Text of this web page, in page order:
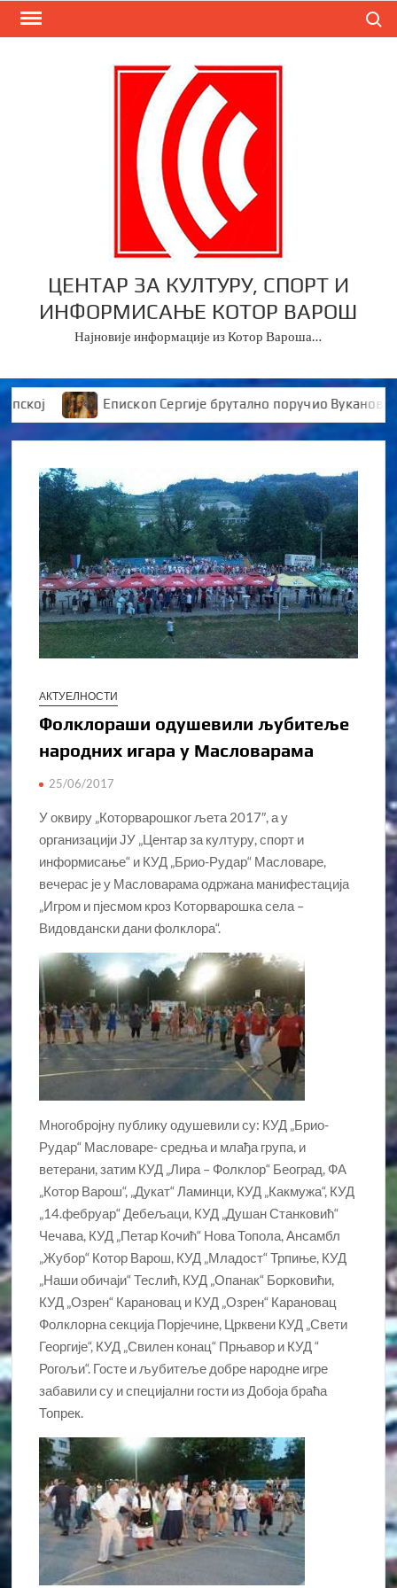
Skip
ЦЕНТАР ЗА КУЛТУРУ, СПОРТ И
ИНФОРМИСАЊЕ КОТОР ВАРОШ
Најновије информације из Котор Вароша…
Епископ Сергије брутално поручио Вукановићу
АКТУЕЛНОСТИ
Фолклораши одушевили љубитеље
народних игара у Масловарама
25/06/2017
У оквиру „Которварошког љета 2017″, а у
организацији ЈУ „Центар за културу, спорт и
информисање“ и КУД „Брио-Рудар“ Масловаре,
вечерас је у Масловарама одржана манифестација
„Игром и пјесмом кроз Kоторварошка села –
Видовдански дани фолклора“.
Многобројну публику одушевили су: КУД „Брио-
Рудар“ Масловаре- средња и млађа група, и
ветерани, затим КУД „Лира – Фолклор“ Београд, ФА
„Котор Варош“, „Дукат“ Ламинци, КУД „Какмужа“, КУД
„14.фебруар“ Дебељаци, КУД „Душан Станковић“
Чечава, КУД „Петар Кочић“ Нова Топола, Ансамбл
„Жубор“ Котор Варош, КУД „Младост“ Трпиње, КУД
„Наши обичаји“ Теслић, КУД „Опанак“ Борковићи,
КУД „Озрен“ Карановац и КУД „Озрен“ Карановац
Фолклорна секција Порјечине, Црквени КУД „Свети
Георгије“, КУД „Свилен конац“ Прњавор и КУД “
Рогољи“. Госте и љубитеље добре народне игре
забавили су и специјални гости из Добоја браћа
Топрек.